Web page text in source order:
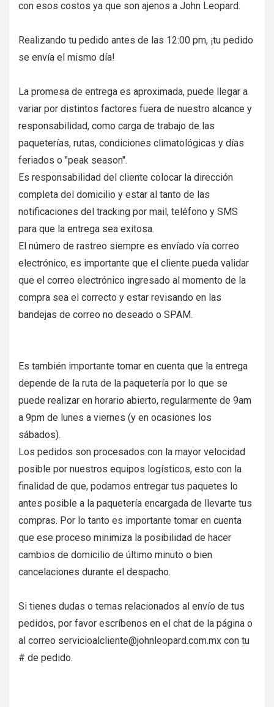
con esos costos ya que son ajenos a John Leopard.
Realizando tu pedido antes de las 12:00 pm, ¡tu pedido
se envía el mismo día!
La promesa de entrega es aproximada, puede llegar a
variar por distintos factores fuera de nuestro alcance y
responsabilidad, como carga de trabajo de las
paqueterías, rutas, condiciones climatológicas y días
feriados o "peak season".
Es responsabilidad del cliente colocar la dirección
completa del domicilio y estar al tanto de las
notificaciones del tracking por mail, teléfono y SMS
para que la entrega sea exitosa.
El número de rastreo siempre es envíado vía correo
electrónico, es importante que el cliente pueda validar
que el correo electrónico ingresado al momento de la
compra sea el correcto y estar revisando en las
bandejas de correo no deseado o SPAM.
Es también importante tomar en cuenta que la entrega
depende de la ruta de la paquetería por lo que se
puede realizar en horario abierto, regularmente de 9am
a 9pm de lunes a viernes (y en ocasiones los
sábados).
Los pedidos son procesados con la mayor velocidad
posible por nuestros equipos logísticos, esto con la
finalidad de que, podamos entregar tus paquetes lo
antes posible a la paquetería encargada de llevarte tus
compras. Por lo tanto es importante tomar en cuenta
que ese proceso minimiza la posibilidad de hacer
cambios de domicilio de último minuto o bien
cancelaciones durante el despacho.
Si tienes dudas o temas relacionados al envío de tus
pedidos, por favor escríbenos en el chat de la página o
al correo servicioalcliente@johnleopard.com.mx con tu
# de pedido.